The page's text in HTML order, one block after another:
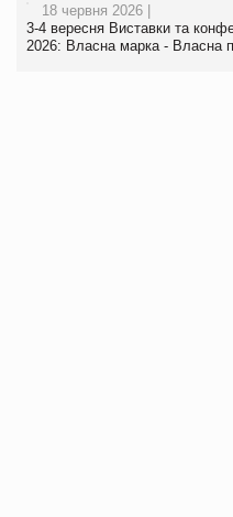
18 червня 2026 |
3-4 вересня Виставки та
2026: Власна марка - Власна